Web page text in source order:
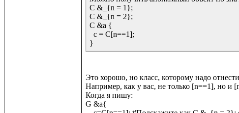
C &_{n = 1};
C &_{n = 2};
C &a {
Это хорошо, но класс, которому надо
Например, как у вас, не только [n==1], но и
Когда я пишу:
G &a{